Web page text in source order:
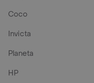
Coco
Invicta
Planeta
HP